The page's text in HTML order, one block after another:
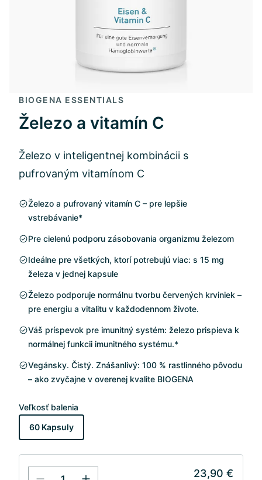
BIOGENA ESSENTIALS
Železo a vitamín C
Železo v inteligentnej kombinácii s
pufrovaným vitamínom C
Železo a pufrovaný vitamín C – pre lepšie
vstrebávanie*
Pre cielenú podporu zásobovania organizmu železom
Ideálne pre všetkých, ktorí potrebujú viac: s 15 mg
železa v jednej kapsule
Železo podporuje normálnu tvorbu červených krviniek –
pre energiu a vitalitu v každodennom živote.
Váš príspevok pre imunitný systém: železo prispieva k
normálnej funkcii imunitného systému.*
Vegánsky. Čistý. Znášanlivý: 100 % rastlinného pôvodu
– ako zvyčajne v overenej kvalite BIOGENA
Veľkosť balenia
60 Kapsuly
23,90 €